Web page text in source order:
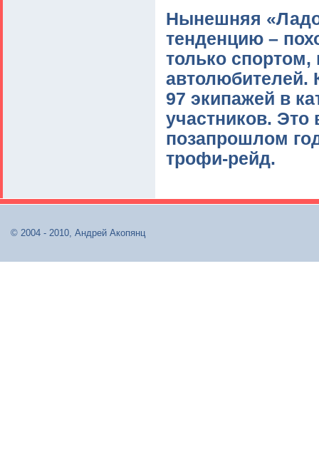
Нынешняя
тенденцию –
только
автолюбителей.
97 экипажей в
участников.
позапрошлом
трофи-рейд.
© 2004 - 2010, Андрей Акопянц